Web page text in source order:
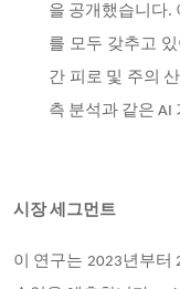
을 공개했습니다.
를 모두 갖추고
간 피로 및 주의
측 분석과 같은 AI
시장 세그먼트
이 연구는 2023년부터